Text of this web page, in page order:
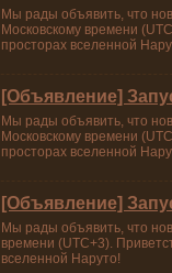
Мы рады объявить, что
Московскому времени
просторах вселенной
[Объявление]
Мы рады объявить, что
Московскому времени
просторах вселенной
[Объявление]
Мы рады объявить, что
времени (UTC+3).
вселенной Наруто!